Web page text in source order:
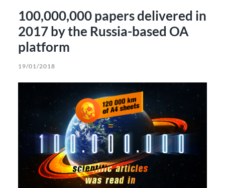
100,000,000 papers delivered in
2017 by the Russia-based OA
platform
19/01/2018